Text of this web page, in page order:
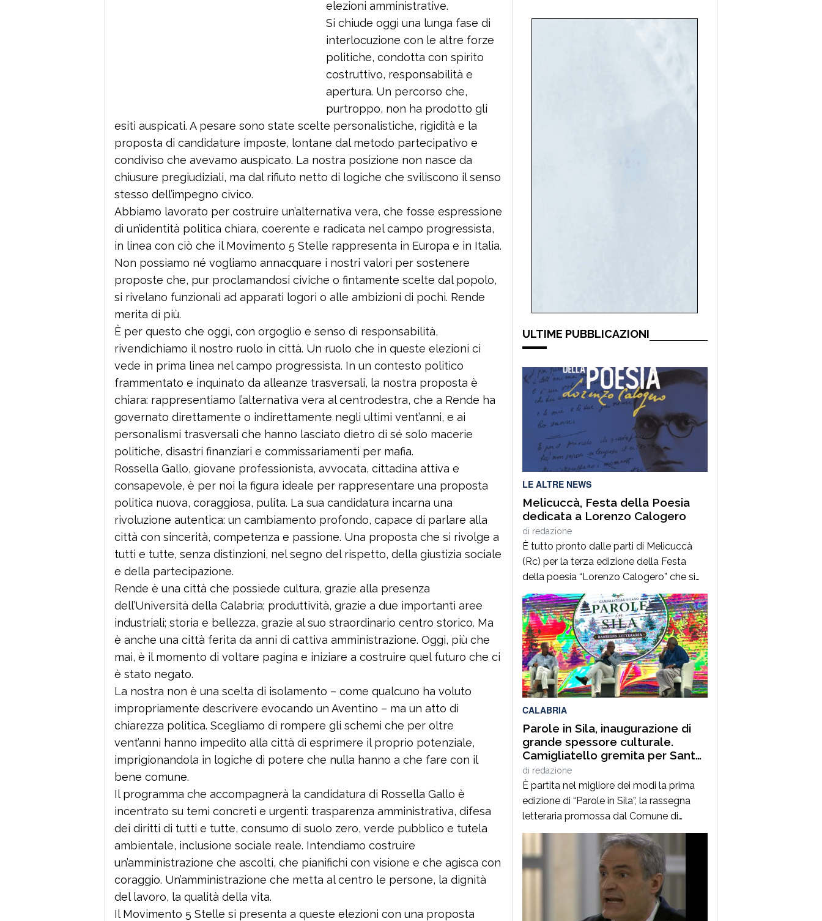
elezioni amministrative.
Si chiude oggi una lunga fase di
interlocuzione con le altre forze
politiche, condotta con spirito
costruttivo, responsabilità e
apertura. Un percorso che,
purtroppo, non ha prodotto gli
esiti auspicati. A pesare sono state scelte personalistiche, rigidità e la
proposta di candidature imposte, lontane dal metodo partecipativo e
condiviso che avevamo auspicato. La nostra posizione non nasce da
chiusure pregiudiziali, ma dal rifiuto netto di logiche che sviliscono il senso
stesso dell’impegno civico.
Abbiamo lavorato per costruire un’alternativa vera, che fosse espressione
di un’identità politica chiara, coerente e radicata nel campo progressista,
in linea con ciò che il Movimento 5 Stelle rappresenta in Europa e in Italia.
Non possiamo né vogliamo annacquare i nostri valori per sostenere
proposte che, pur proclamandosi civiche o fintamente scelte dal popolo,
si rivelano funzionali ad apparati logori o alle ambizioni di pochi. Rende
merita di più.
È per questo che oggi, con orgoglio e senso di responsabilità,
rivendichiamo il nostro ruolo in città. Un ruolo che in queste elezioni ci
vede in prima linea nel campo progressista. In un contesto politico
frammentato e inquinato da alleanze trasversali, la nostra proposta è
chiara: rappresentiamo l’alternativa vera al centrodestra, che a Rende ha
governato direttamente o indirettamente negli ultimi vent’anni, e ai
personalismi trasversali che hanno lasciato dietro di sé solo macerie
politiche, disastri finanziari e commissariamenti per mafia.
Rossella Gallo, giovane professionista, avvocata, cittadina attiva e
consapevole, è per noi la figura ideale per rappresentare una proposta
politica nuova, coraggiosa, pulita. La sua candidatura incarna una
rivoluzione autentica: un cambiamento profondo, capace di parlare alla
città con sincerità, competenza e passione. Una proposta che si rivolge a
tutti e tutte, senza distinzioni, nel segno del rispetto, della giustizia sociale
e della partecipazione.
Rende è una città che possiede cultura, grazie alla presenza
dell’Università della Calabria; produttività, grazie a due importanti aree
industriali; storia e bellezza, grazie al suo straordinario centro storico. Ma
è anche una città ferita da anni di cattiva amministrazione. Oggi, più che
mai, è il momento di voltare pagina e iniziare a costruire quel futuro che ci
è stato negato.
La nostra non è una scelta di isolamento – come qualcuno ha voluto
impropriamente descrivere evocando un Aventino – ma un atto di
chiarezza politica. Scegliamo di rompere gli schemi che per oltre
vent’anni hanno impedito alla città di esprimere il proprio potenziale,
imprigionandola in logiche di potere che nulla hanno a che fare con il
bene comune.
Il programma che accompagnerà la candidatura di Rossella Gallo è
incentrato su temi concreti e urgenti: trasparenza amministrativa, difesa
dei diritti di tutti e tutte, consumo di suolo zero, verde pubblico e tutela
ambientale, inclusione sociale reale. Intendiamo costruire
un’amministrazione che ascolti, che pianifichi con visione e che agisca con
coraggio. Un’amministrazione che metta al centro le persone, la dignità
del lavoro, la qualità della vita.
Il Movimento 5 Stelle si presenta a queste elezioni con una proposta
ULTIME PUBBLICAZIONI
LE ALTRE NEWS
Melicuccà, Festa della Poesia
dedicata a Lorenzo Calogero
di redazione
È tutto pronto dalle parti di Melicuccà
(Rc) per la terza edizione della Festa
della poesia “Lorenzo Calogero” che si
terrà dal 6 all’11 agosto. Dopo il successo
delle prime due edizioni, nel 2024 e nel
2025, che hanno portato nell’entroterra
calabrese autorevoli protagonisti della
cultura italiana e internazionale, anche
per quest’annoLYRIKS – Laboratorio
Interdisciplinare […]
CALABRIA
Parole in Sila, inaugurazione di
grande spessore culturale.
Camigliatello gremita per Santo
Gioffrè e il Procuratore Aggiunto
Stefano Musolino
di redazione
È partita nel migliore dei modi la prima
edizione di “Parole in Sila”, la rassegna
letteraria promossa dal Comune di
Spezzano della Sila e diretta dal
giornalista Pasquale Motta, che fino al 19
agosto porterà a Camigliatello Silano
alcuni tra i più autorevoli protagonisti del
panorama culturale e istituzionale
italiano. Nella splendida cornice di Piazza